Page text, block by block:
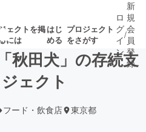
ェクトを掲
には
はじ
める
プロジェクト
をさがす
募集終了が近いプ
ロジェクト
されます
ロ
グ
イ
ン
/
新
規
会
員
登
録
秋田犬」の存続支
ェクト
フード・飲食店 東京都